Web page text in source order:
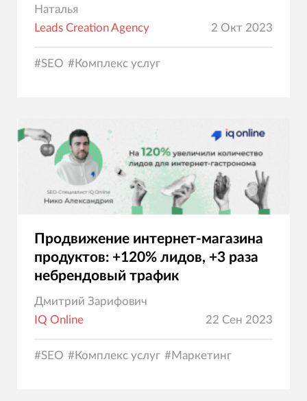
Наталья
Leads Creation Agency
2 Окт 2023
#SEO #Комплекс услуг
Продвижение интернет-магазина
продуктов: +120% лидов, +3 раза
небрендовый трафик
Дмитрий Зарифович
IQ Online
22 Сен 2023
#SEO #Комплекс услуг #Маркетинг